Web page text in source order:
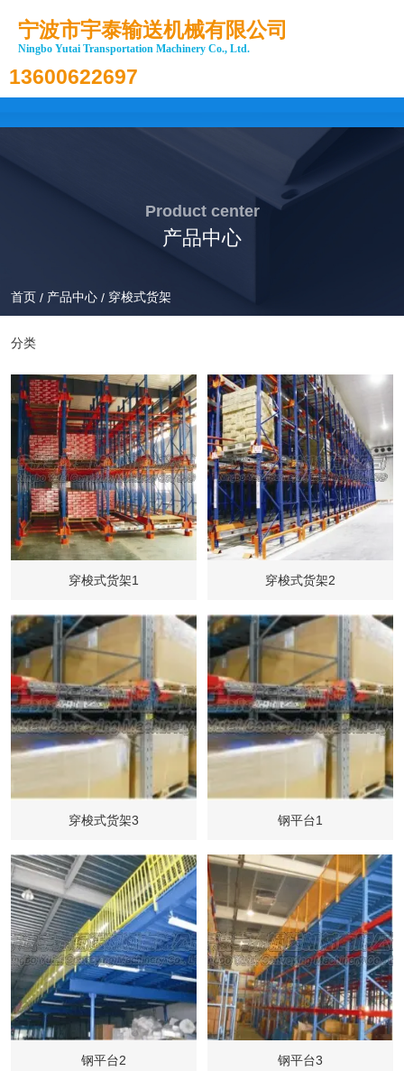
宁波市宇泰输送机械有限公司
Ningbo Yutai Transportation Machinery Co., Ltd.
13600622697
Product center
产品中心
首页 / 产品中心 / 穿梭式货架
分类
穿梭式货架1 穿梭式货架2
穿梭式货架3 钢平台1
钢平台2 钢平台3